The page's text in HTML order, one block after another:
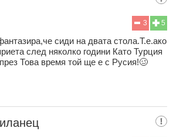
5
3
сиди на двата стола.Т.е.ако
след няколко години Като Турция
Това время той ще е с Русия!🥴